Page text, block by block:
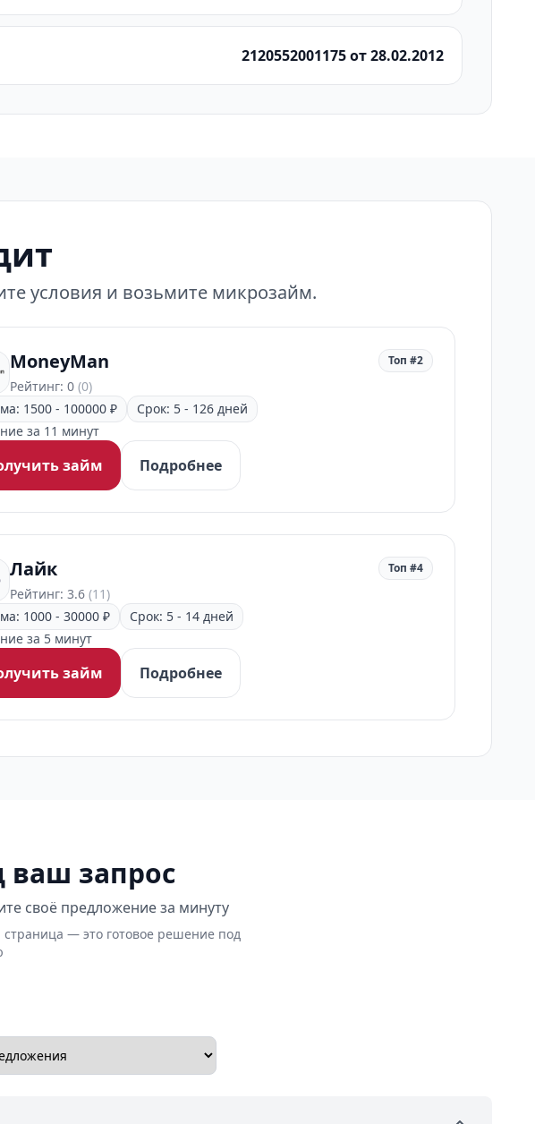
2120552001175 от 28.02.2012
условия и возьмите микрозайм.
MoneyMan
Рейтинг: 0 (0)
Топ #2
1500 - 100000 ₽
Срок: 5 - 126 дней
за 11 минут
займ Подробнее
Лайк
Рейтинг: 3.6 (11)
Топ #4
1000 - 30000 ₽
Срок: 5 - 14 дней
за 5 минут
займ Подробнее
ваш запрос
своё предложение за минуту
— это готовое решение под